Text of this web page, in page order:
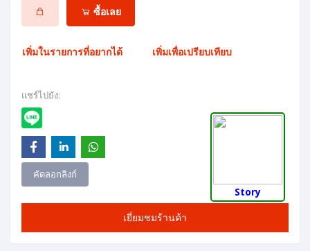
ซื้อเลย
เพิ่มในรายการที่อยากได้ เพิ่มเพื่อเปรียบเทียบ
แชร์ไปยัง:
คัดลอกลิงก์
เยี่ยมชมร้านค้า
Story